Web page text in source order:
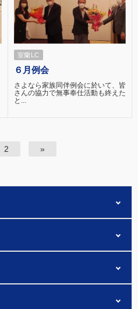
室蘭LC
６月例会
さよなら家族同伴例会に於いて、皆
さんの協力で無事奉仕活動も終えた
と...
2 »